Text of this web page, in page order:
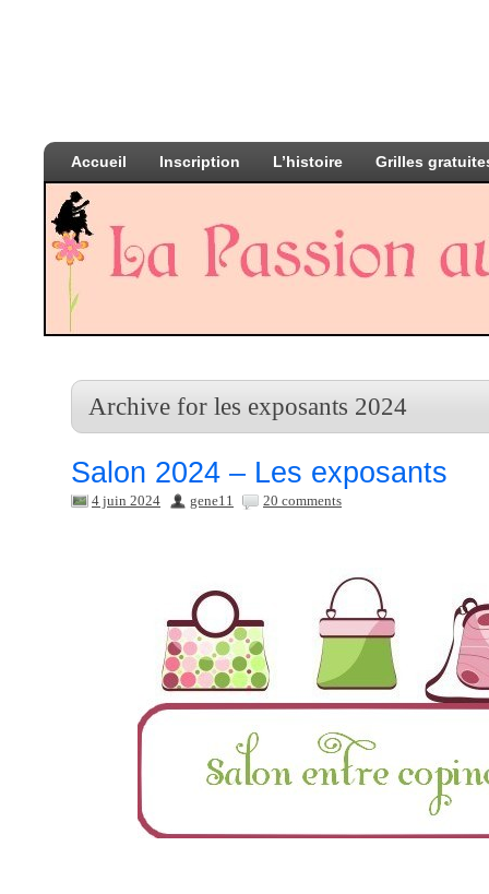
Accueil Inscription L’histoire Grilles
Archive for les exposants 2024
Salon 2024 – Les exposants
4 juin 2024 gene11 20 comments